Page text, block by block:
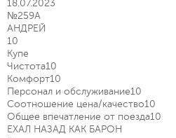
18.07.2023
№259А
АНДРЕЙ
10
Купе
Чистота10
Комфорт10
Персонал и обслуживание10
Соотношение цена/качество10
Общее впечатление от поезда10
ЕХАЛ НАЗАД КАК БАРОН